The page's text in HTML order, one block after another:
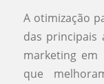
A otimização
das principais
marketing em
que